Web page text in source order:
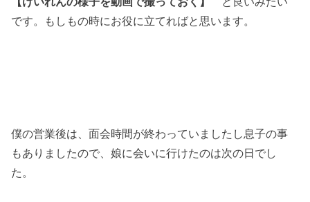
です。もしもの時にお役に立てればと思います。
僕の営業後は、面会時間が終わっていましたし息子の事
もありましたので、娘に会いに行けたのは次の日でし
た。